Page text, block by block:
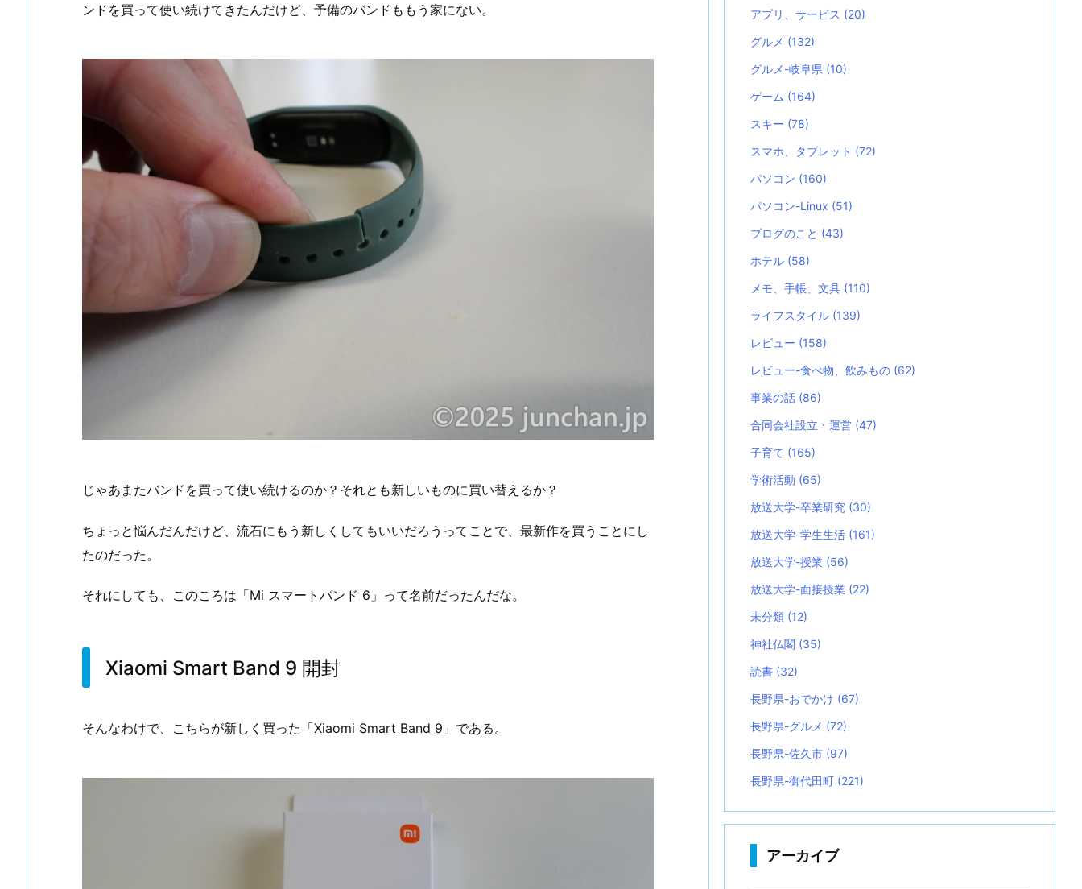
ンドを買って使い続けてきたんだけど、予備のバンドももう家にない。
じゃあまたバンドを買って使い続けるのか？それとも新しいものに買い替えるか？
ちょっと悩んだんだけど、流石にもう新しくしてもいいだろうってことで、最新作を買うことにし
たのだった。
それにしても、このころは「Mi スマートバンド 6」って名前だったんだな。
Xiaomi Smart Band 9 開封
そんなわけで、こちらが新しく買った「Xiaomi Smart Band 9」である。
アプリ、サービス (20)
グルメ (132)
グルメ-岐阜県 (10)
ゲーム (164)
スキー (78)
スマホ、タブレット (72)
パソコン (160)
パソコン-Linux (51)
ブログのこと (43)
ホテル (58)
メモ、手帳、文具 (110)
ライフスタイル (139)
レビュー (158)
レビュー-食べ物、飲みもの (62)
事業の話 (86)
合同会社設立・運営 (47)
子育て (165)
学術活動 (65)
放送大学-卒業研究 (30)
放送大学-学生生活 (161)
放送大学-授業 (56)
放送大学-面接授業 (22)
未分類 (12)
神社仏閣 (35)
読書 (32)
長野県-おでかけ (67)
長野県-グルメ (72)
長野県-佐久市 (97)
長野県-御代田町 (221)
アーカイブ